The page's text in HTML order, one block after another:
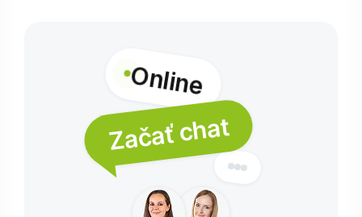
Online
Začať chat